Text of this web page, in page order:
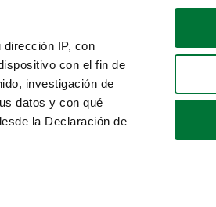
IP, con
con el fin de
investigación de
datos y con qué
la Declaración de